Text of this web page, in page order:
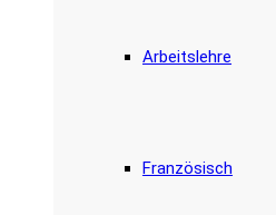
Arbeitslehre
Französisch